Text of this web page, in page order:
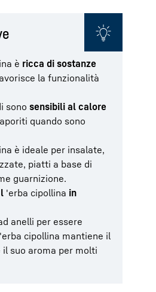
è ricca di sostanze
la funzionalità
sono sensibili al calore
quando sono
è ideale per insalate,
piatti a base di
guarnizione.
'erba cipollina in
anelli per essere
cipollina mantiene il
il suo aroma per molti